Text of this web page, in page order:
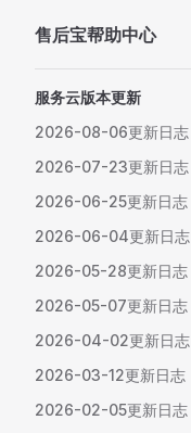
Skip to content
售后宝帮助中心
服务云版本更新
2026-08-06更新日志
2026-07-23更新日志
2026-06-25更新日志
2026-06-04更新日志
2026-05-28更新日志
2026-05-07更新日志
2026-04-02更新日志
2026-03-12更新日志
2026-02-05更新日志